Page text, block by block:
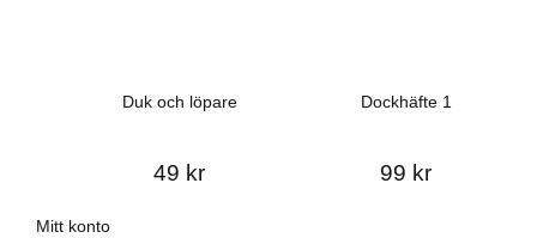
Duk och löpare
49 kr
Dockhäfte 1
99 kr
Mitt konto